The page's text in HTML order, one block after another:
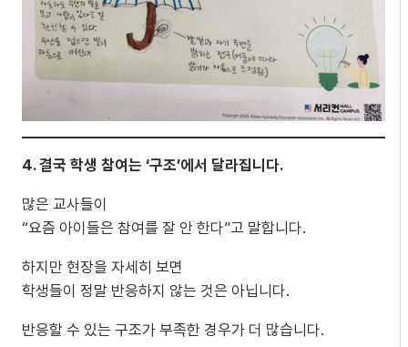
4. 결국 학생 참여는 ‘구조’에서 달라집니다.
많은 교사들이
“요즘 아이들은 참여를 잘 안 한다”고 말합니다.
하지만 현장을 자세히 보면
학생들이 정말 반응하지 않는 것은 아닙니다.
반응할 수 있는 구조가 부족한 경우가 더 많습니다.